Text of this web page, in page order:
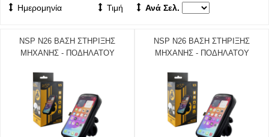
Ημερομηνία Τιμή Ανά Σελ.
NSP N26 ΒΑΣΗ ΣΤΗΡΙΞΗΣ
ΜΗΧΑΝΗΣ - ΠΟΔΗΛΑΤΟΥ
ΑΔΙΑΒΡΟΧΗ UNIVERSAL SIZE
10*2.3*19.3cm
NSP N26 ΒΑΣΗ ΣΤΗΡΙΞΗΣ
ΜΗΧΑΝΗΣ - ΠΟΔΗΛΑΤΟΥ
ΑΔΙΑΒΡΟΧΗ UNIVERSAL SIZE
9.2*2.3*17.3cm